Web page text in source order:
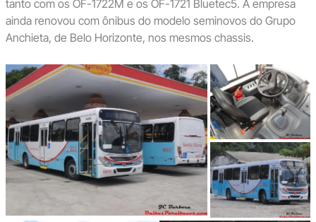
tanto com os OF-1722M e os OF-1721 Bluetec5. A empresa
ainda renovou com ônibus do modelo seminovos do Grupo
Anchieta, de Belo Horizonte, nos mesmos chassis.